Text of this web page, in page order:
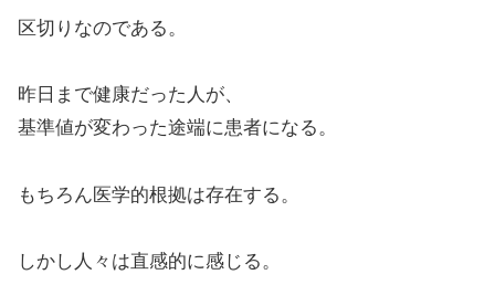
区切りなのである。
昨日まで健康だった人が、
基準値が変わった途端に患者になる。
もちろん医学的根拠は存在する。
しかし人々は直感的に感じる。